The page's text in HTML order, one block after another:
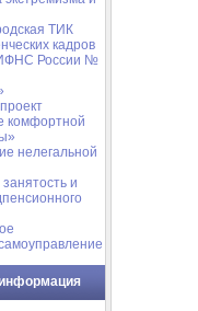
ТИК
кадров
России №
комфортной
нелегальной
и